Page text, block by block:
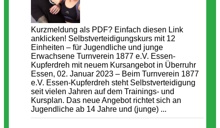
Kurzmeldung als PDF? Einfach diesen Link
anklicken! Selbstverteidigungskurs mit 12
Einheiten – für Jugendliche und junge
Erwachsene Turnverein 1877 e.V. Essen-
Kupferdreh mit neuem Kursangebot in Überruhr
Essen, 02. Januar 2023 – Beim Turnverein 1877
e.V. Essen-Kupferdreh steht Selbstverteidigung
seit vielen Jahren auf dem Trainings- und
Kursplan. Das neue Angebot richtet sich an
Jugendliche ab 14 Jahre und (junge) ...